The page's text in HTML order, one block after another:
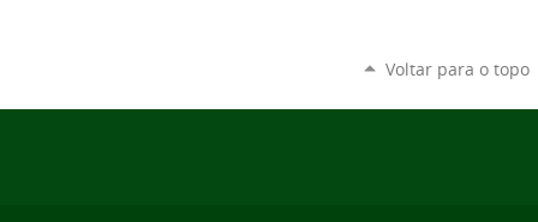
Voltar para o topo